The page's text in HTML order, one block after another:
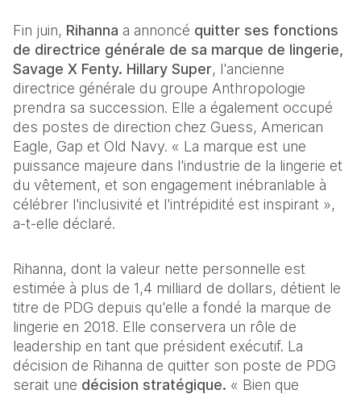
Fin juin, Rihanna a annoncé quitter ses fonctions
de directrice générale de sa marque de lingerie,
Savage X Fenty. Hillary Super, l'ancienne
directrice générale du groupe Anthropologie
prendra sa succession. Elle a également occupé
des postes de direction chez Guess, American
Eagle, Gap et Old Navy. « La marque est une
puissance majeure dans l'industrie de la lingerie et
du vêtement, et son engagement inébranlable à
célébrer l'inclusivité et l'intrépidité est inspirant »,
a-t-elle déclaré.
Rihanna, dont la valeur nette personnelle est
estimée à plus de 1,4 milliard de dollars, détient le
titre de PDG depuis qu'elle a fondé la marque de
lingerie en 2018. Elle conservera un rôle de
leadership en tant que président exécutif. La
décision de Rihanna de quitter son poste de PDG
serait une décision stratégique. « Bien que